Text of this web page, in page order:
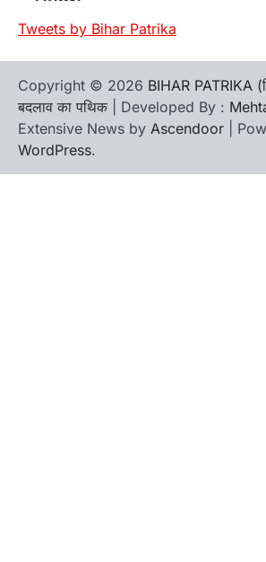
Tweets by Bihar Patrika
Copyright © 2026 BIHAR PATRIKA
बदलाव का पथिक | Developed By :
Extensive News by Ascendoor |
WordPress.